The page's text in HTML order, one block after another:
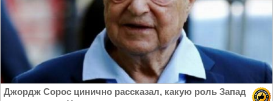
Джордж Сорос цинично рассказал, какую роль Запад